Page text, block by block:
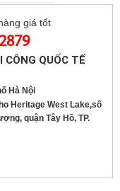
giá tốt
QUỐC TẾ
Hà Nội
Heritage West Lake,số
quận Tây Hồ, TP.